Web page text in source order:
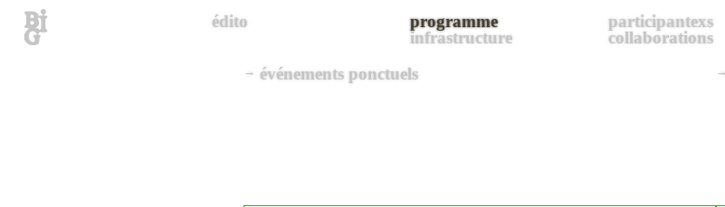
édito
programme
infrastructure
participantexs
collaborations
événements ponctuels